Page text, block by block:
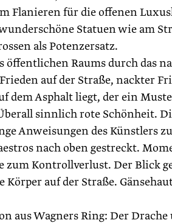
Flanieren für die offenen
Statuen wie am
als Potenzersatz.
öffentlichen Raums durch das
auf der Straße, nackter
dem Asphalt liegt, der ein
sinnlich rote Schönheit.
Anweisungen des Künstlers
nach oben gestreckt.
zum Kontrollverlust. Der Blick
auf der Straße.
aus Wagners Ring: Der